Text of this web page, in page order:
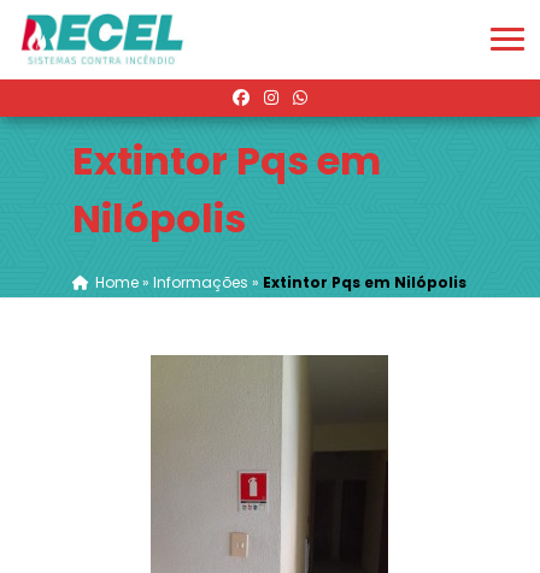
Extintor Pqs em
Nilópolis
Home» Informações » Extintor Pqs em Nilópolis